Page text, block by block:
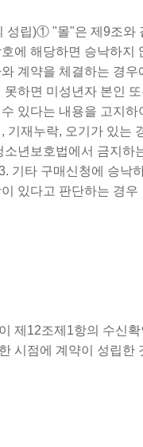
성립)① "몰"은 제9조와
에 해당하면 승낙하지
계약을 체결하는 경우
못하면 미성년자 본인 또
있다는 내용을 고지하
기재누락, 오기가 있는
소년보호법에서 금지하
기타 구매신청에 승낙
있다고 판단하는 경우
제12조제1항의 수신확
시점에 계약이 성립한